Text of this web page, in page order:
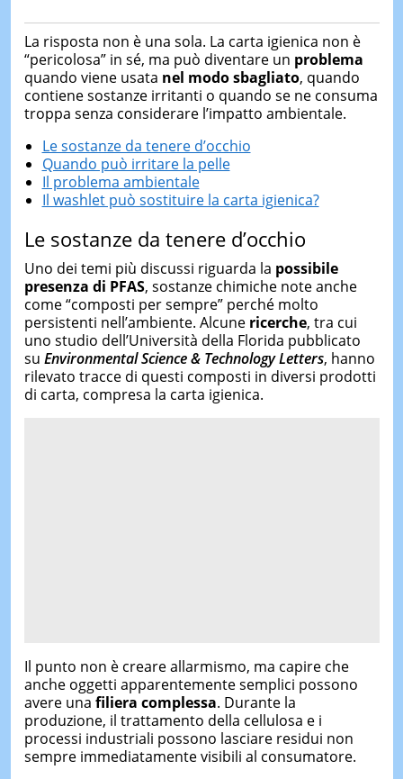
La risposta non è una sola. La carta igienica non è
“pericolosa” in sé, ma può diventare un problema
quando viene usata nel modo sbagliato, quando
contiene sostanze irritanti o quando se ne consuma
troppa senza considerare l’impatto ambientale.
Le sostanze da tenere d’occhio
Quando può irritare la pelle
Il problema ambientale
Il washlet può sostituire la carta igienica?
Le sostanze da tenere d’occhio
Uno dei temi più discussi riguarda la possibile
presenza di PFAS, sostanze chimiche note anche
come “composti per sempre” perché molto
persistenti nell’ambiente. Alcune ricerche, tra cui
uno studio dell’Università della Florida pubblicato
su Environmental Science & Technology Letters, hanno
rilevato tracce di questi composti in diversi prodotti
di carta, compresa la carta igienica.
Il punto non è creare allarmismo, ma capire che
anche oggetti apparentemente semplici possono
avere una filiera complessa. Durante la
produzione, il trattamento della cellulosa e i
processi industriali possono lasciare residui non
sempre immediatamente visibili al consumatore.